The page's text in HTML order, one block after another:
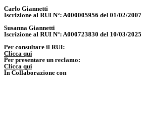
Carlo Giannetti
Iscrizione al RUI N°: A000005956 del 01/02/2007
Susanna Giannetti
Iscrizione al RUI N°: A000723830 del 10/03/2025
Per consultare il RUI:
Clicca qui
Per presentare un reclamo:
Clicca qui
In Collaborazione con